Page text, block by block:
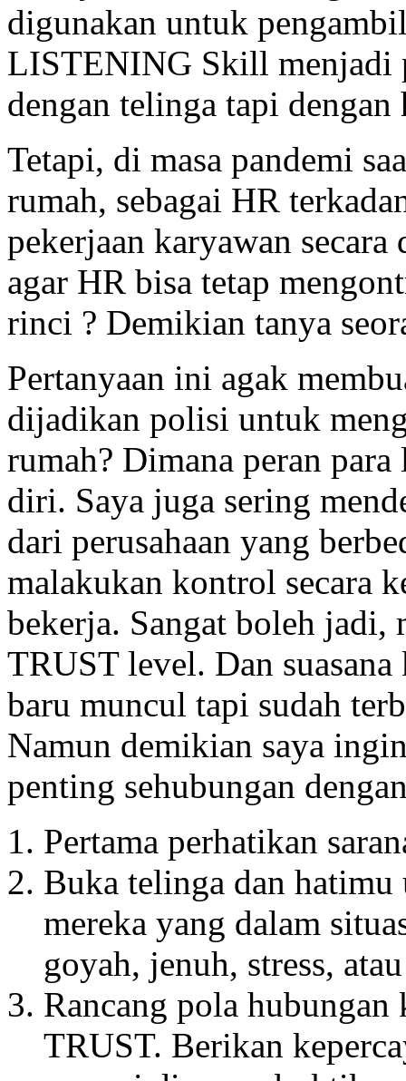
digunakan untuk
LISTENING Skill menjadi
dengan telinga tapi dengan
Tetapi, di masa pandemi
rumah, sebagai HR
pekerjaan karyawan
agar HR bisa tetap
rinci ? Demikian tanya
Pertanyaan ini agak
dijadikan polisi untuk
rumah? Dimana peran
diri. Saya juga sering
dari perusahaan yang
malakukan kontrol secara
bekerja. Sangat boleh jadi,
TRUST level. Dan
baru muncul tapi sudah
Namun demikian saya
penting sehubungan
Pertama perhatikan
Buka telinga dan hatimu
mereka yang dalam
goyah, jenuh, stress,
Rancang pola hubungan
TRUST. Berikan